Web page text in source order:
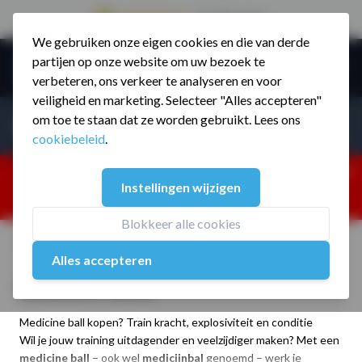
We gebruiken onze eigen cookies en die van derde
partijen op onze website om uw bezoek te
verbeteren, ons verkeer te analyseren en voor
veiligheid en marketing. Selecteer "Alles accepteren"
om toe te staan dat ze worden gebruikt. Lees ons
cookiebeleid.
Instellingen wijzigen
Blokkeer alle cookies
Alles accepteren
Ga naar de inhoud
Menu
Producten zoeken...
25% korting ivm vakantiesluiting. Gebruik code:
ZOMERMP. muv vloeren, fitnesstoestellen, boksartikelen,
zakelijk en dealer inlog. Verzending vanaf 19 aug.
Home / Assortiment / Gewichten / Medicine Balls
Medicine Balls
Medicine ball kopen? Train kracht, explosiviteit en conditie
Wil je jouw training uitdagender en veelzijdiger maken? Met een
medicine ball – ook wel medicijnbal genoemd – werk je